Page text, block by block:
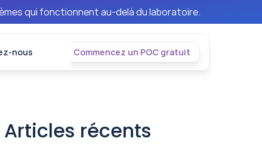
qui fonctionnent au-delà du laboratoire.
nous Commencez un POC gratuit
Articles récents